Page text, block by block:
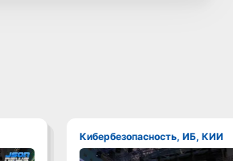
Кибербезопасность, ИБ, КИИ